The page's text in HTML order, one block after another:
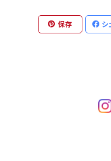
保存 シ